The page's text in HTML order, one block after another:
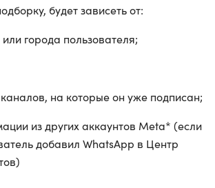
будет зависеть от:
города пользователя;
на которые он уже подписан;
из других аккаунтов Meta* (если
добавил WhatsApp в Центр